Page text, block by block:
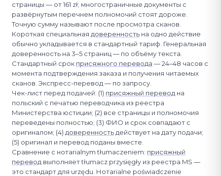
страницы — от 161 zł; многостраничные документы с
развёрнутым перечнем полномочий стоят дороже.
Точную сумму называют после просмотра сканов.
Короткая специальная доверенность на одно действие
обычно укладывается в стандартный тариф. Генеральная
доверенность на 3–5 страниц — по объёму текста.
Стандартный срок присяжного перевода — 24–48 часов с
момента подтверждения заказа и получения читаемых
сканов. Экспресс-перевод — по запросу.
Чек-лист перед подачей: (1) присяжный перевод на
польский с печатью переводчика из реестра
Министерства юстиции; (2) все страницы и полномочия
переведены полностью; (3) ФИО и срок совпадают с
оригиналом; (4) доверенность действует на дату подачи;
(5) оригинал и перевод поданы вместе.
Сравнение с нотarialnym tłumaczeniem: присяжный
перевод выполняет tłumacz przysięgły из реестра MS —
это стандарт для urzędu. Нотarialne poświadczenie